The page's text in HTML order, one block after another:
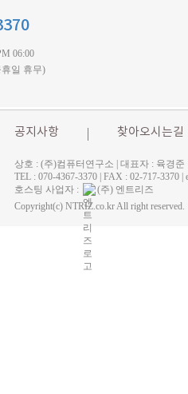
06:00
일 휴무)
공지사항 찾아오시는길
상호 : (주)컴퓨터연구소 | 대표자 : 육경
TEL : 070-4367-3370 | FAX : 02-717-
호스팅 사업자 :
(주) 엔트리즈
Copyright(c) NTRIZ.co.kr All right reserved.